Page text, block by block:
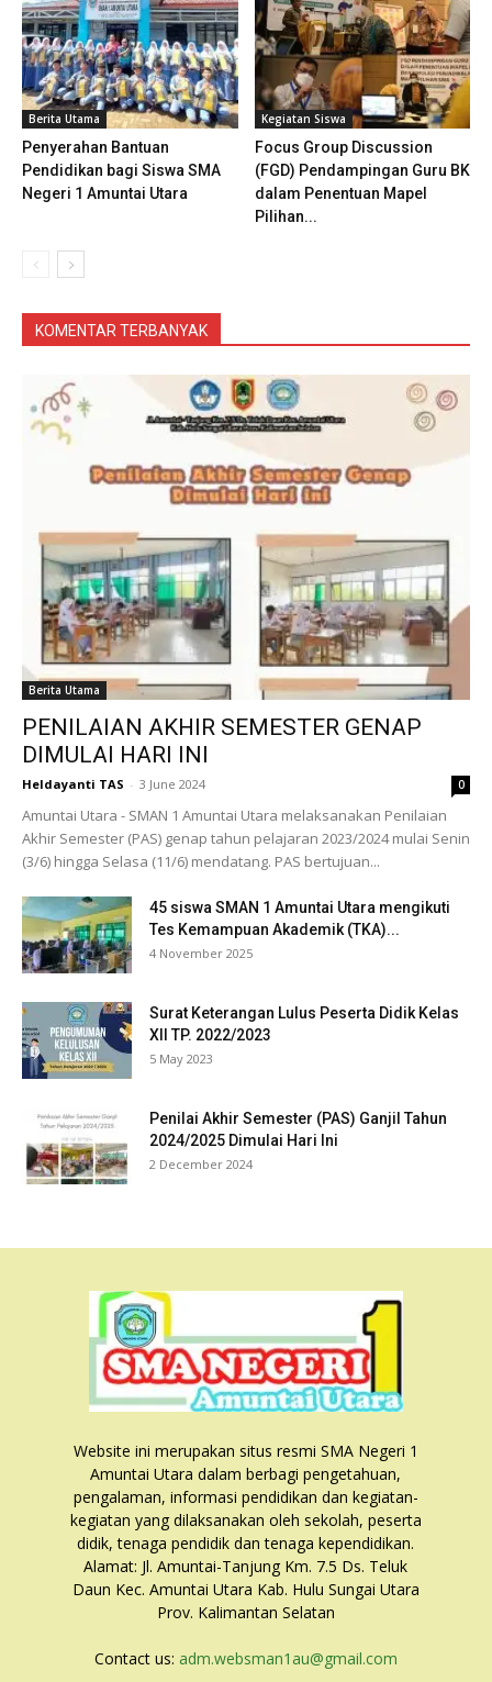
Berita Utama
Penyerahan Bantuan
Pendidikan bagi Siswa SMA
Negeri 1 Amuntai Utara
Kegiatan Siswa
Focus Group Discussion
(FGD) Pendampingan Guru BK
dalam Penentuan Mapel
Pilihan...
KOMENTAR TERBANYAK
Berita Utama
PENILAIAN AKHIR SEMESTER GENAP
DIMULAI HARI INI
Heldayanti TAS - 3 June 2024 0
Amuntai Utara - SMAN 1 Amuntai Utara melaksanakan Penilaian
Akhir Semester (PAS) genap tahun pelajaran 2023/2024 mulai Senin
(3/6) hingga Selasa (11/6) mendatang. PAS bertujuan...
45 siswa SMAN 1 Amuntai Utara mengikuti
Tes Kemampuan Akademik (TKA)...
4 November 2025
Surat Keterangan Lulus Peserta Didik Kelas
XII TP. 2022/2023
5 May 2023
Penilai Akhir Semester (PAS) Ganjil Tahun
2024/2025 Dimulai Hari Ini
2 December 2024
Website ini merupakan situs resmi SMA Negeri 1
Amuntai Utara dalam berbagi pengetahuan,
pengalaman, informasi pendidikan dan kegiatan-
kegiatan yang dilaksanakan oleh sekolah, peserta
didik, tenaga pendidik dan tenaga kependidikan.
Alamat: Jl. Amuntai-Tanjung Km. 7.5 Ds. Teluk
Daun Kec. Amuntai Utara Kab. Hulu Sungai Utara
Prov. Kalimantan Selatan
Contact us: adm.websman1au@gmail.com